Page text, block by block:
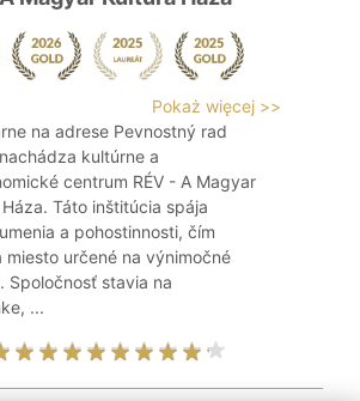
Pokaż więcej >>
na adrese Pevnostný rad
kultúrne a
centrum RÉV - A Magyar
Táto inštitúcia spája
a pohostinnosti, čím
miesto určené na výnimočné
Spoločnosť stavia na
...